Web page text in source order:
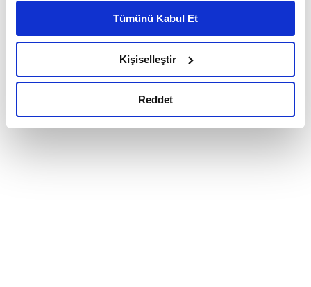
Çerezlere ilişkin tercihlerinizi çerez paneli vasıtasıyla
belirleyebilirsiniz. Çerezlere ilişkin detaylı bilgi için
Ayarlar butonuna tıklayabilir,Çerez Bilgilendirme
Metnimizi ziyaret edebilirsiniz.
okumak ve sitemizi ziyaretiniz kapsamında
Tümünü Kabul Et
Kişiselleştir
Reddet